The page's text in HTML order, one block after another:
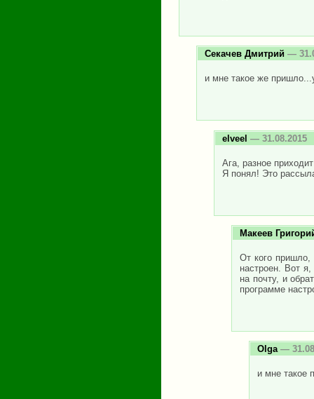
Секачев Дмитрий —
и мне такое же
elveel — 31.08.2015
Ага, разное
Я понял! Это
Макеев
От кого пришло,
настроен. Вот
на почту, и
программе
Olga—
и мне такое